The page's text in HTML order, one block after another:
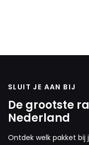
SLUIT JE AAN BIJ
De grootste
Nederland
Ontdek welk pakket bij